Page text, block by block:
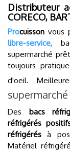
Distributeur
CORECO,
Procuisson vous
libre-service,
supermarché
toujours
d'oeil.
supermarché
Des bacs
réfrigérés
réfrigérés à
Matériel